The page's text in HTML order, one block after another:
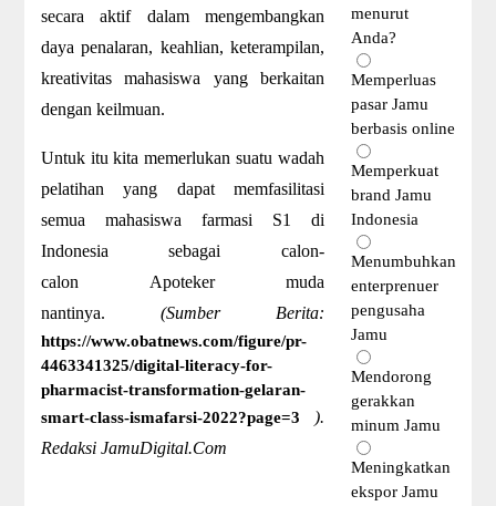
secara aktif dalam mengembangkan
daya penalaran, keahlian, keterampilan,
kreativitas mahasiswa yang berkaitan
dengan keilmuan.
Untuk itu kita memerlukan suatu wadah
pelatihan yang dapat memfasilitasi
semua mahasiswa farmasi S1 di
Indonesia sebagai calon-
calon Apoteker muda
nantinya. (Sumber Berita:
https://www.obatnews.com/figure/pr-
4463341325/digital-literacy-for-
pharmacist-transformation-gelaran-
smart-class-ismafarsi-2022?page=3
).
Redaksi JamuDigital.Com
menurut
Anda?
Memperluas
pasar Jamu
berbasis online
Memperkuat
brand Jamu
Indonesia
Menumbuhkan
enterprenuer
pengusaha
Jamu
Mendorong
gerakkan
minum Jamu
Meningkatkan
ekspor Jamu